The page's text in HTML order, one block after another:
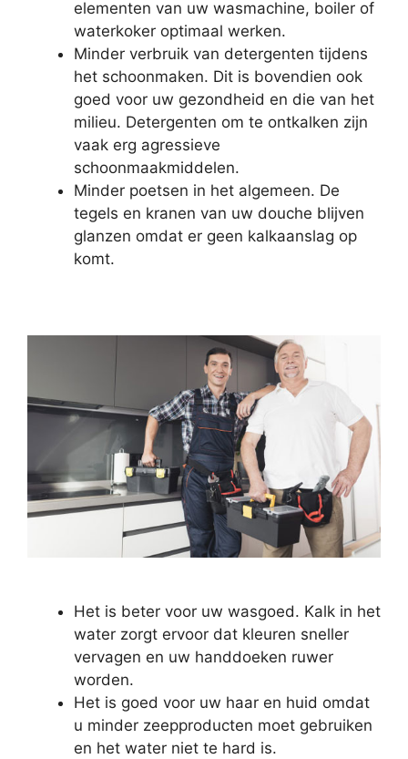
elementen van uw wasmachine, boiler of
waterkoker optimaal werken.
Minder verbruik van detergenten tijdens
het schoonmaken. Dit is bovendien ook
goed voor uw gezondheid en die van het
milieu. Detergenten om te ontkalken zijn
vaak erg agressieve
schoonmaakmiddelen.
Minder poetsen in het algemeen. De
tegels en kranen van uw douche blijven
glanzen omdat er geen kalkaanslag op
komt.
Het is beter voor uw wasgoed. Kalk in het
water zorgt ervoor dat kleuren sneller
vervagen en uw handdoeken ruwer
worden.
Het is goed voor uw haar en huid omdat
u minder zeepproducten moet gebruiken
en het water niet te hard is.